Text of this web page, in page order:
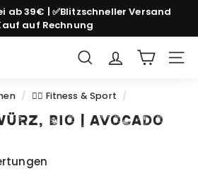
Pause
ab 39€ | ✅Blitzschneller Versand
auf Rechnung
Suche
/ 🏋️‍♂️ Fitness & Sport /
Bio | Avocado